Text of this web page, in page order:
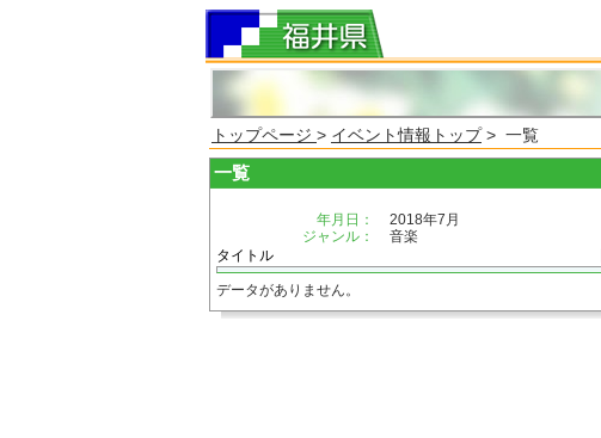
トップページ > イベント情報トップ> 一覧
一覧
年月日：
2018年7月
ジャンル：
音楽
タイトル
データがありません。